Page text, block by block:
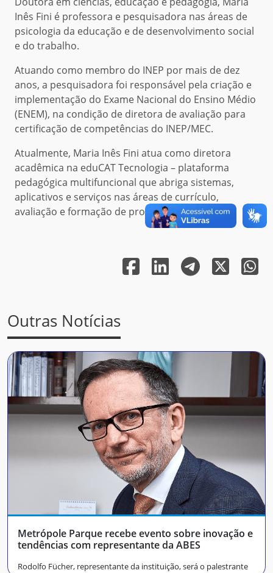
Inês Fini é professora e pesquisadora nas áreas de
psicologia da educação e de desenvolvimento social
e do trabalho.
Atuando como membro do INEP por mais de dez
anos, a pesquisadora foi responsável pela criação e
implementação do Exame Nacional do Ensino Médio
(ENEM), na condição de diretora de avaliação para
certificação de competências do INEP/MEC.
Atualmente, Maria Inês Fini atua como diretora
acadêmica na eduCAT Tecnologia – plataforma
pedagógica multifuncional que abriga sistemas,
aplicativos e serviços nas áreas de currículo,
avaliação e formação de professores.
Outras Notícias
Metrópole Parque recebe evento sobre inovação e
tendências com representante da ABES
Rodolfo Fücher, representante da instituição, será o palestrante